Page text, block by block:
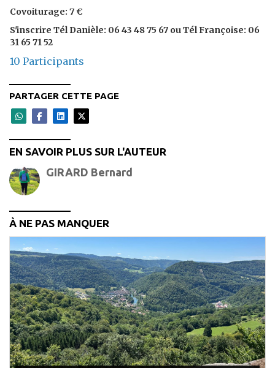
Covoiturage: 7 €
S'inscrire Tél Danièle: 06 43 48 75 67 ou Tél Françoise: 06
31 65 71 52
10 Participants
PARTAGER CETTE PAGE
EN SAVOIR PLUS SUR L'AUTEUR
GIRARD Bernard
À NE PAS MANQUER